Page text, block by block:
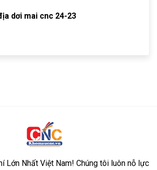
dơi mai cnc 24-23
Lớn Nhất Việt Nam! Chúng tôi luôn nỗ lực